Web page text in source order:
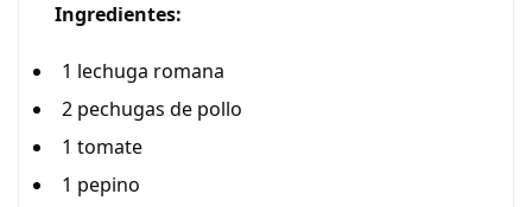
Ingredientes:
1 lechuga romana
2 pechugas de pollo
1 tomate
1 pepino